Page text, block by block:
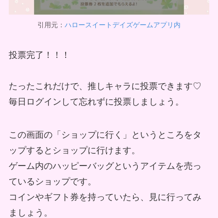
引用元： ハロースイートデイズゲームアプリ内
投票完了！！！
たったこれだけで、推しキャラに投票できます♡
毎日ログインして忘れずに投票しましょう。
この画面の「ショップに行く」というところをタ
ップするとショップに行けます。
ゲーム内のハッピーバッグというアイテムを売っ
ているショップです。
コインやギフト券を持っていたら、見に行ってみ
ましょう。